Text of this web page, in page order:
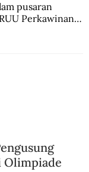
pusaran
Perkawinan.
Olimpiade